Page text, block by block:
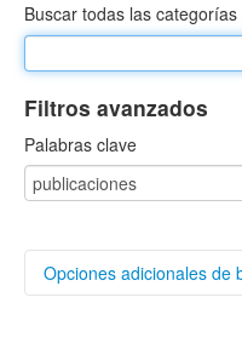
Buscar todas las
Filtros avanzados
Palabras clave
Opciones adicionales de